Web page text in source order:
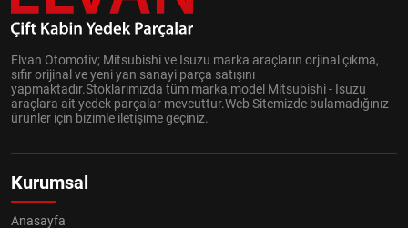
Elvan Otomotiv; Mitsubishi ve Isuzu marka araçların orjinal çıkma,
sıfır orijinal ve yeni yan sanayi parça satışını
yapmaktadır.Stoklarımızda tüm marka,model Mitsubishi - Isuzu
araçlara ait yedek parçalar mevcuttur.Web Sitemizde bulamadığınız
ürünler için bizimle iletişime geçiniz.
Kurumsal
Anasayfa